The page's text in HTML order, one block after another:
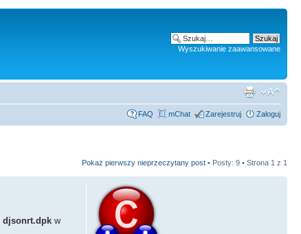
Wyszukiwanie zaawansowane
FAQ mChat Zarejestruj Zaloguj
Pokaż pierwszy nieprzeczytany post • Posty: 9 • Strona 1 z 1
djsonrt.dpk w